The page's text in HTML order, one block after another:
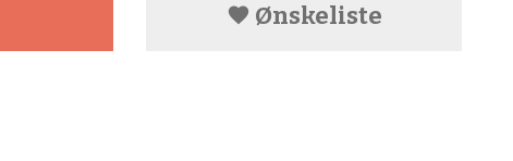
resultat på områder som klippes ofte. Gresset hakkes i små
tilbake til plenen som næring.
Ønskeliste